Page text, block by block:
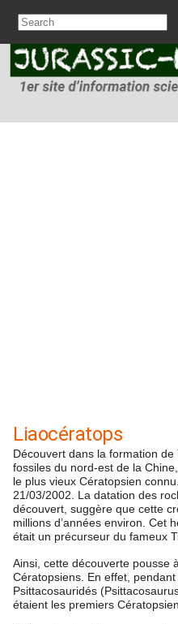
Liaocératops
Découvert dans la formation
fossiles du nord-est de la
le plus vieux Cératopsien
21/03/2002. La datation des
découvert, suggère que cette
millions d’années environ. Cet
était un précurseur du fameux
Ainsi, cette découverte pousse
Cératopsiens. En effet,
Psittacosauridés
étaient les premiers